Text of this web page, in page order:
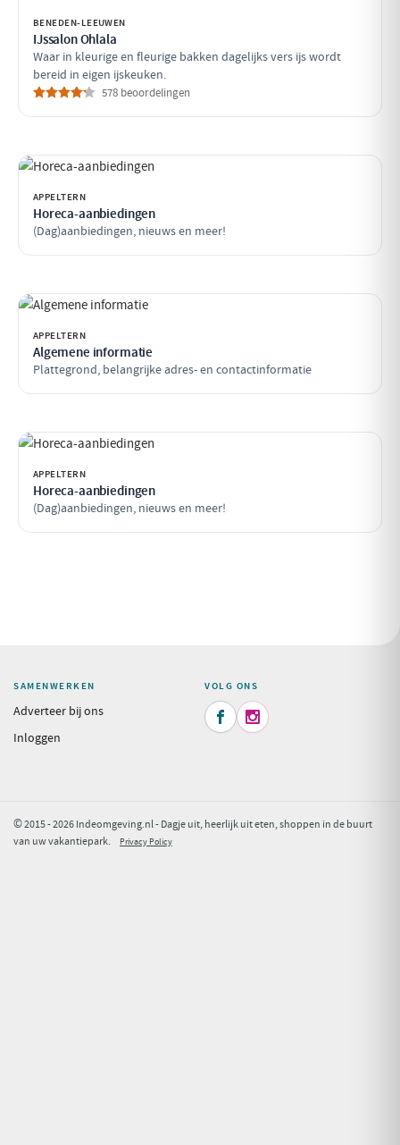
BENEDEN-LEEUWEN
IJssalon Ohlala
Waar in kleurige en fleurige bakken dagelijks vers ijs wordt
bereid in eigen ijskeuken.
578 beoordelingen
APPELTERN
Horeca-aanbiedingen
(Dag)aanbiedingen, nieuws en meer!
APPELTERN
Algemene informatie
Plattegrond, belangrijke adres- en contactinformatie
APPELTERN
Horeca-aanbiedingen
(Dag)aanbiedingen, nieuws en meer!
SAMENWERKEN
Adverteer bij ons
Inloggen
VOLG ONS
 
© 2015 - 2026 Indeomgeving.nl - Dagje uit, heerlijk uit eten, shoppen in de buurt
van uw vakantiepark.
Privacy Policy